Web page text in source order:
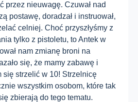
przez nieuwagę. Czuwał nad
postawę, doradzał i instruował,
celniej. Choć przyszłyśmy z
tylko z pistoletu, to Antek w
nam zmianę broni na
się, że mamy zabawę i
się strzelić w 10! Strzelnicę
wszystkim osobom, które tak
zbierają do tego tematu.